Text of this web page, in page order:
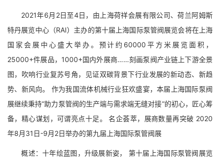
2021年6月2日至4日，由上海荷祥会展有限公司、荷兰阿姆斯
特丹展览中心（RAI）主办的第十届上海国际泵管阀展览会将在上海
国家会展中心盛大举办。预计约60000平方米展览面积，
25000+件展品，1000+国内外展商……刻画泵阀产业链上下游全景
图，吹响行业复苏号角，见证双碳背景下行业发展的新动态、新趋
势、新风向。 作为我国流体机械行业狂欢盛宴，本届上海国际泵阀
展继续秉持“助力泵管阀的生产端与需求端无缝对接”的初心，匠心筹
备，精心谋划，可谓亮点十足。 名企荟萃，展商数量再突破 2020
年8月31日-9月2日举办的第九届上海国际泵管阀展
概述：十年绘蓝图，升级展新姿， 第十届上海国际泵管阀展览